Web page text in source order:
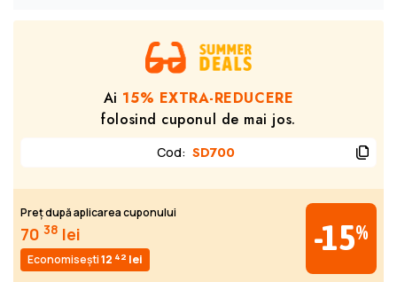
Ai 15% EXTRA-REDUCERE
folosind cuponul de mai jos.
Cod: SD700
Preț după aplicarea cuponului
70 38 lei
Economisești12 42 lei
-15%